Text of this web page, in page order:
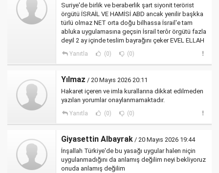
Suriye'de birlik ve beraberlik şart siyonit terörist
örgütü İSRAİL VE HAMİSİ ABD ancak yenilir başkka
türlü olmaz NET orta doğu bilhassa İsrail'e tam
abluka uygulamasına geçsin İsrail terôr örgütü fazla
deyil 2 ay içinde teslim bayrağını çeker EVEL ELLAH
Yanıtla (0) (0)
Yılmaz / 20 Mayıs 2026 20:11
Hakaret içeren ve imla kurallarına dikkat edilmeden
yazılan yorumlar onaylanmamaktadır.
Yanıtla (0) (0)
Giyasettin Albayrak / 20 Mayıs 2026 19:44
İnşallah Türkiye'de bu yasağı uygular halen niçin
uygulanmadığını da anlamış değilim neyi bekliyoruz
onuda anlamış değilim